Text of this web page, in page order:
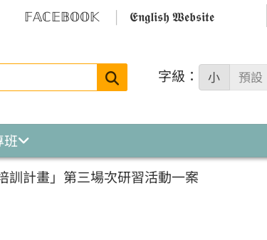
𝔽𝔸ℂ𝔼𝔹𝕆𝕆𝕂 𝕰𝖓𝖌𝖑𝖎𝖘𝖍 𝖂𝖊𝖇𝖘𝖎𝖙𝖊
搜
字級： 小 預設
班
訓計畫」第三場次研習活動一案